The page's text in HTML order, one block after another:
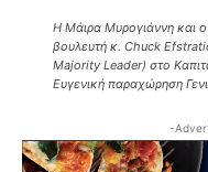
Η Μάιρα Μυρογιάννη και ο
βουλευτή κ. Chuck
Majority Leader) στο
Ευγενική παραχώρηση
-